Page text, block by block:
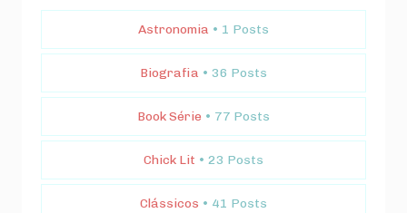
Astronomia • 1 Posts
Biografia • 36 Posts
Book Série • 77 Posts
Chick Lit • 23 Posts
Clássicos • 41 Posts